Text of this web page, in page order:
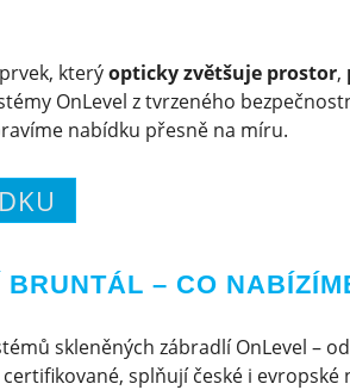
kterýopticky zvětšuje prostor,
OnLevel z tvrzeného
nabídku přesně na míru.
– CO
skleněných zábradlí OnLevel –
splňují české i